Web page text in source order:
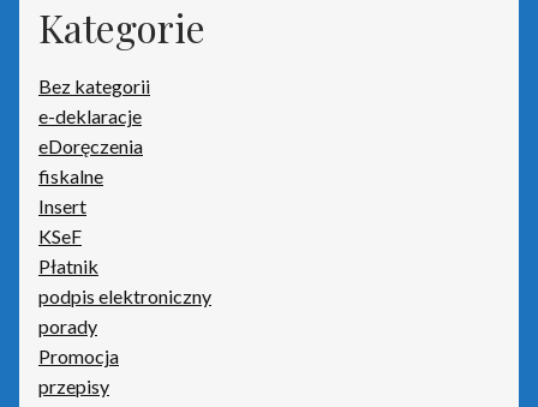
Kategorie
Bez kategorii
e-deklaracje
eDoręczenia
fiskalne
Insert
KSeF
Płatnik
podpis elektroniczny
porady
Promocja
przepisy